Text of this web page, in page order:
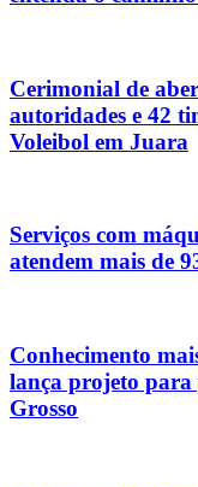
Cerimonial de
autoridades e 42
Voleibol em Juara
Serviços com
atendem mais de
Conhecimento
lança projeto
Grosso